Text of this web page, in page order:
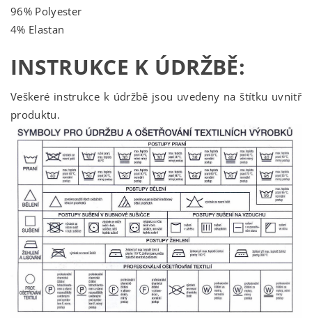
96% Polyester
4% Elastan
INSTRUKCE K ÚDRŽBĚ:
Veškeré instrukce k údržbě jsou uvedeny na štítku uvnitř
produktu.